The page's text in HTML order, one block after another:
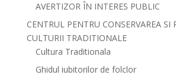
AVERTIZOR ÎN INTERES PUBLIC
CENTRUL PENTRU CONSERVAREA SI
CULTURII TRADITIONALE
Cultura Traditionala
Ghidul iubitorilor de folclor